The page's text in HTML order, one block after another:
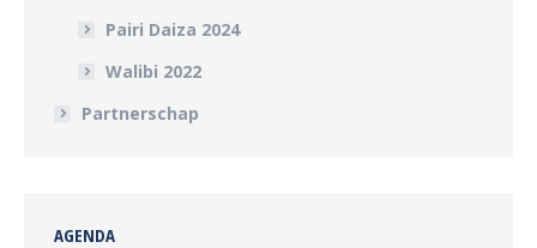
Pairi Daiza 2024
Walibi 2022
Partnerschap
AGENDA